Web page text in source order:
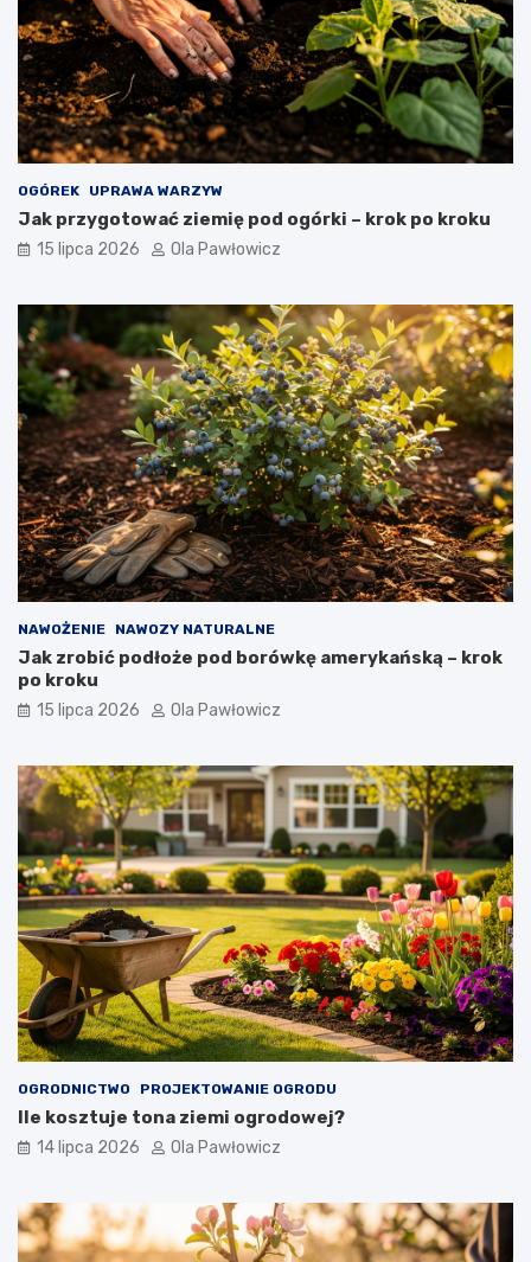
OGÓREK UPRAWA WARZYW
Jak przygotować ziemię pod ogórki – krok po kroku
15 lipca 2026 Ola Pawłowicz
NAWOŻENIE NAWOZY NATURALNE
Jak zrobić podłoże pod borówkę amerykańską – krok
po kroku
15 lipca 2026 Ola Pawłowicz
OGRODNICTWO PROJEKTOWANIE OGRODU
Ile kosztuje tona ziemi ogrodowej?
14 lipca 2026 Ola Pawłowicz